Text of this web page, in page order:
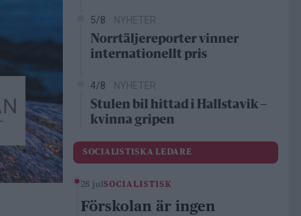
5/8 NYHETER
Norrtäljereporter vinner
internationellt pris
4/8 NYHETER
Stulen bil hittad i Hallstavik –
kvinna gripen
SOCIALISTISKA LEDARE
28 julSOCIALISTISK
Förskolan är ingen